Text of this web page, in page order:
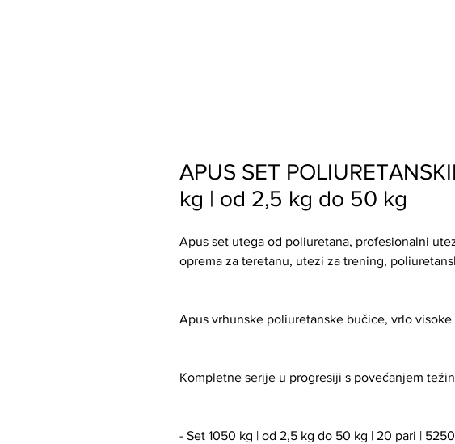
APUS SET
kg | od 2,5 kg do 50 kg
Apus set utega od poliuretana, profesionalni
oprema za teretanu, utezi za trening,
Apus vrhunske poliuretanske bučice, vrlo
Kompletne serije u progresiji s povećanjem
- Set 1050 kg | od 2,5 kg do 50 kg | 20 pari |